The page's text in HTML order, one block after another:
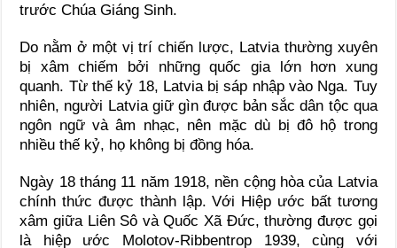
trước Chúa Giáng Sinh.
Do nằm ở một vị trí chiến lược, Latvia thường xuyên
bị xâm chiếm bởi những quốc gia lớn hơn xung
quanh. Từ thế kỷ 18, Latvia bị sáp nhập vào Nga. Tuy
nhiên, người Latvia giữ gìn được bản sắc dân tộc qua
ngôn ngữ và âm nhạc, nên mặc dù bị đô hộ trong
nhiều thế kỷ, họ không bị đồng hóa.
Ngày 18 tháng 11 năm 1918, nền cộng hòa của Latvia
chính thức được thành lập. Với Hiệp ước bất tương
xâm giữa Liên Sô và Quốc Xã Đức, thường được gọi
là hiệp ước Molotov-Ribbentrop 1939, cùng với